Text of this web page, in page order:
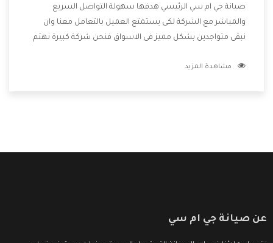
صيانة جي ام سي الرئيسي هدفها سهولة التواصل السريع
والمباشر مع الشركة لكى يستمتع العميل بالتعامل معنا وان
نبقى متواجدين بشكل مميز فى الاسواق فنحن شركة كبيرة نهتم
الشركة بها والتى تكون منها خدمة الصيانة التى تكون من أهم
مشاهدة المزيد
عن صيانة جي ام سي